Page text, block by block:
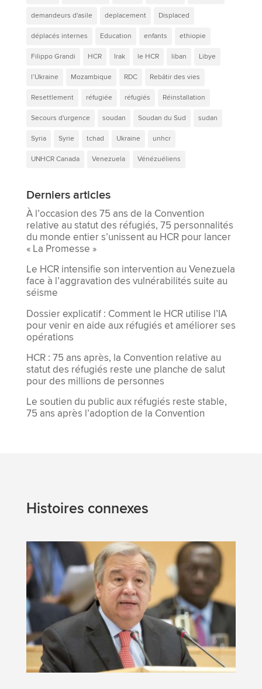
demandeurs d'asile deplacement Displaced
déplacés internes Education enfants ethiopie
Filippo Grandi HCR Irak le HCR liban Libye
l’Ukraine Mozambique RDC Rebâtir des vies
Resettlement réfugiée réfugiés Réinstallation
Secours d'urgence soudan Soudan du Sud sudan
Syria Syrie tchad Ukraine unhcr
UNHCR Canada Venezuela Vénézuéliens
Derniers articles
À l’occasion des 75 ans de la Convention
relative au statut des réfugiés, 75 personnalités
du monde entier s’unissent au HCR pour lancer
« La Promesse »
Le HCR intensifie son intervention au Venezuela
face à l’aggravation des vulnérabilités suite au
séisme
Dossier explicatif : Comment le HCR utilise l’IA
pour venir en aide aux réfugiés et améliorer ses
opérations
HCR : 75 ans après, la Convention relative au
statut des réfugiés reste une planche de salut
pour des millions de personnes
Le soutien du public aux réfugiés reste stable,
75 ans après l’adoption de la Convention
Histoires connexes